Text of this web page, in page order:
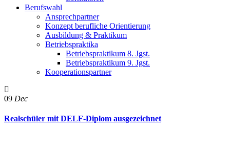
Berufswahl
Ansprechpartner
Konzept berufliche Orientierung
Ausbildung & Praktikum
Betriebspraktika
Betriebspraktikum 8. Jgst.
Betriebspraktikum 9. Jgst.
Kooperationspartner
09 Dec
Realschüler mit DELF-Diplom ausgezeichnet